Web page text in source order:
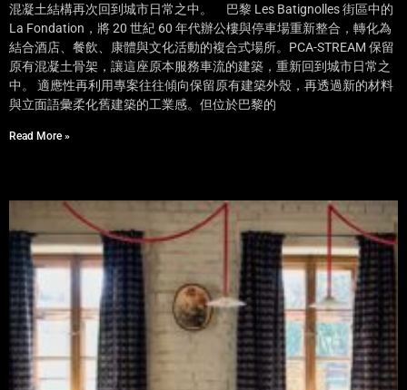
混凝土結構再次回到城市日常之中。 巴黎 Les Batignolles 街區中的
La Fondation，將 20 世紀 60 年代辦公樓與停車場重新整合，轉化為
結合酒店、餐飲、康體與文化活動的複合式場所。PCA-STREAM 保留
原有混凝土骨架，讓這座原本服務車流的建築，重新回到城市日常之
中。 適應性再利用專案往往傾向保留原有建築外殼，再透過新的材料
與立面語彙柔化舊建築的工業感。但位於巴黎的
Read More »